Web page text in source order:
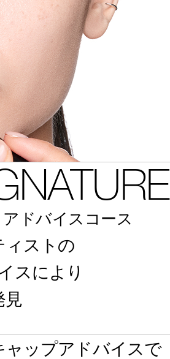
ドバイスコース
ィストの
スにより
見
ャップアドバイスで